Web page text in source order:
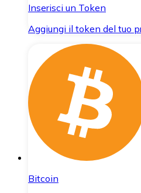
Inserisci un Token
Aggiungi il token del tuo
Bitcoin